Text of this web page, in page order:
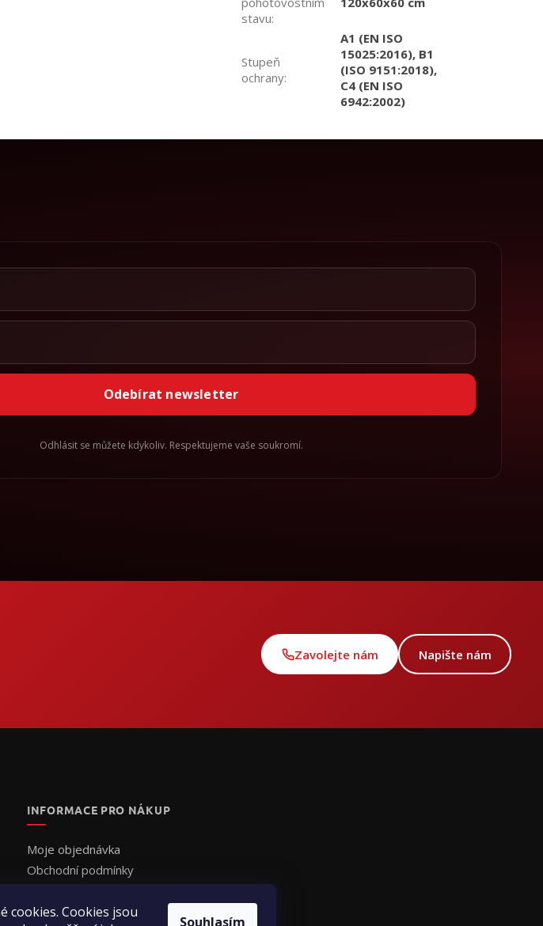
cookies. Cookies jsou
Souhlasím
stavu:
Stupeň
ochrany:
A1 (EN ISO
15025:2016), B1
(ISO 9151:2018),
C4 (EN ISO
6942:2002)
Odebírat newsletter
Odhlásit se můžete kdykoliv. Respektujeme vaše soukromí.
Zavolejte nám Napište nám
INFORMACE PRO NÁKUP
Moje objednávka
Obchodní podmínky
Formulář - Uplatnění reklamace